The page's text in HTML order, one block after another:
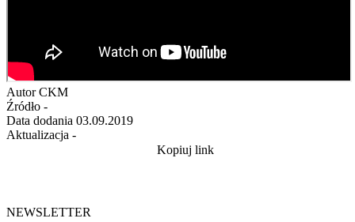
Autor CKM
Źródło -
Data dodania 03.09.2019
Aktualizacja -
Kopiuj link
NEWSLETTER